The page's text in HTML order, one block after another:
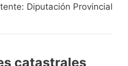
Diputación Provincial
catastrales